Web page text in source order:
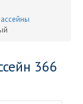
366